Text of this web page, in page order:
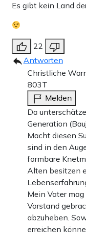
Es gibt kein Land
22
Antworten
Christliche
803T
Melden
Da
Generation
Macht diesen
sind in den
formbare
Alten besitzen
Mein Vater
Vorstand
abzuheben.
erreichen